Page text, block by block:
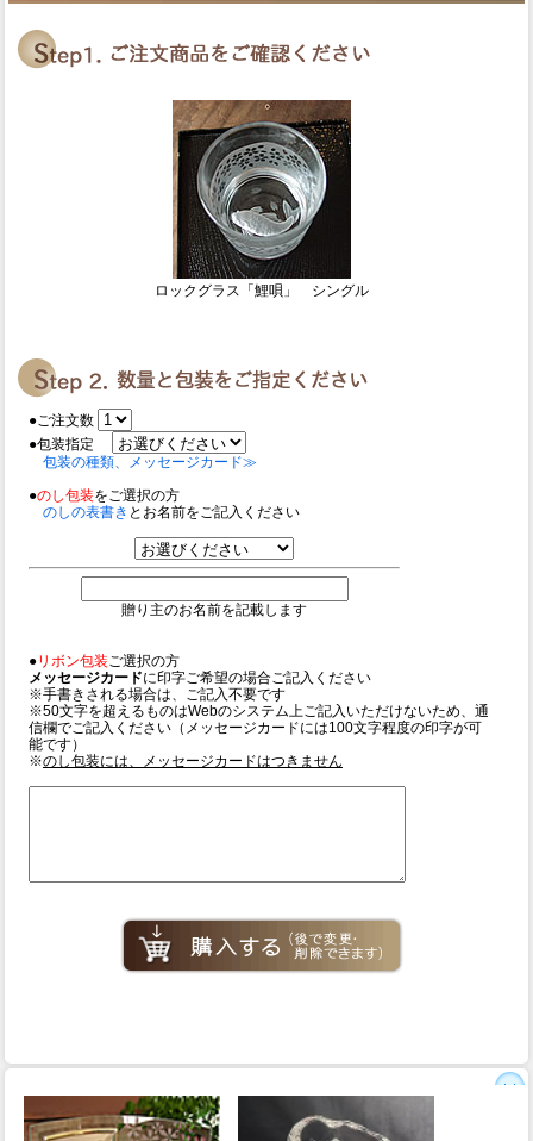
ロックグラス「鯉唄」 シングル
●ご注文数
●包装指定
包装の種類、メッセージカード≫
●のし包装をご選択の方
のしの表書き とお名前をご記入ください
贈り主のお名前を記載します
●リボン包装 ご選択の方
メッセージカードに印字ご希望の場合ご記入ください
※手書きされる場合は、ご記入不要です
※50文字を超えるものはWebのシステム上ご記入いただけないため、通
信欄でご記入ください（メッセージカードには100文字程度の印字が可
能です）
※のし包装には、メッセージカードはつきません